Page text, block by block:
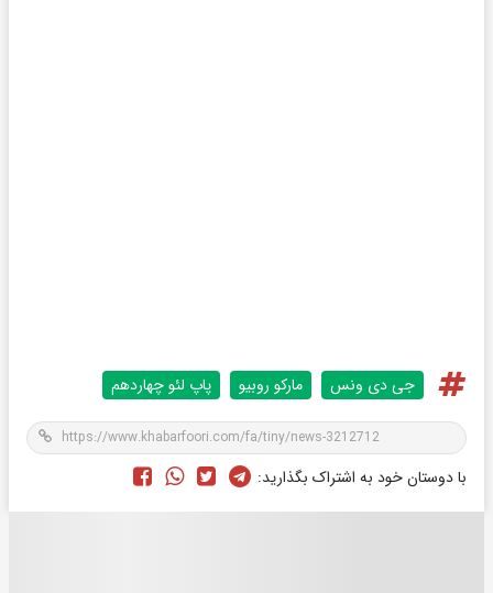
جی دی ونس مارکو روبیو پاپ لئو چهاردهم
با دوستان خود به اشتراک بگذارید: